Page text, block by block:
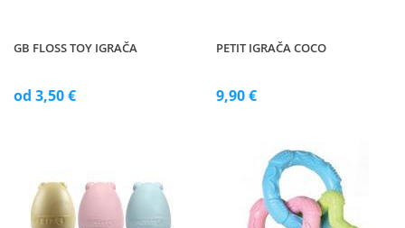
GB FLOSS TOY IGRAČA
od 3,50 €
PETIT IGRAČA COCO
9,90 €